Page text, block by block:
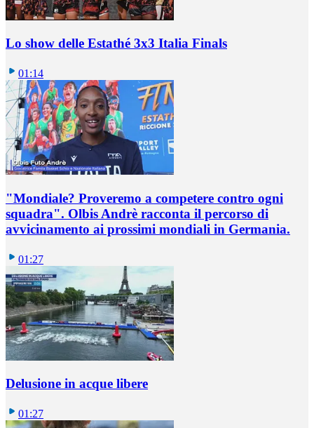
Lo show delle Estathé 3x3 Italia Finals
01:14
"Mondiale? Proveremo a competere contro ogni
squadra". Olbis Andrè racconta il percorso di
avvicinamento ai prossimi mondiali in Germania.
01:27
Delusione in acque libere
01:27